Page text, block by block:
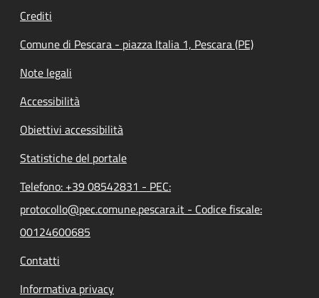
Crediti
Comune di Pescara - piazza Italia 1, Pescara (PE)
Note legali
Accessibilità
Obiettivi accessibilità
Statistiche del portale
Telefono: +39 08542831 - PEC:
protocollo@pec.comune.pescara.it - Codice fiscale:
00124600685
Contatti
Informativa privacy